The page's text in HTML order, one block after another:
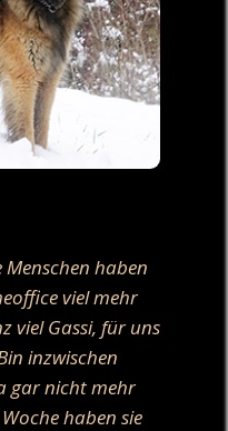
haben
viel mehr
viel Gassi, für uns
inzwischen
gar nicht mehr
haben sie